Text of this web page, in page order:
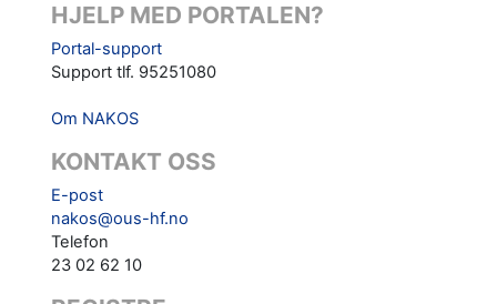
HJELP MED PORTALEN?
Portal-support
Support tlf. 95251080
Om NAKOS
KONTAKT OSS
E-post
nakos@ous-hf.no
Telefon
23 02 62 10